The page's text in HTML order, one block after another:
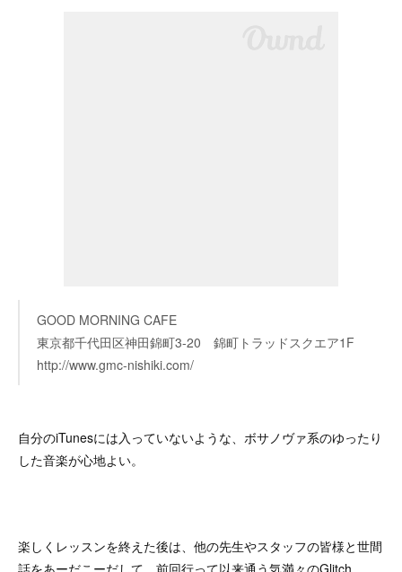
GOOD MORNING CAFE
東京都千代田区神田錦町3-20 錦町トラッドスクエア1F
http://www.gmc-nishiki.com/
自分のiTunesには入っていないような、ボサノヴァ系のゆったり
した音楽が心地よい。
楽しくレッスンを終えた後は、他の先生やスタッフの皆様と世間
話をあーだこーだして、前回行って以来通う気満々のGlitch